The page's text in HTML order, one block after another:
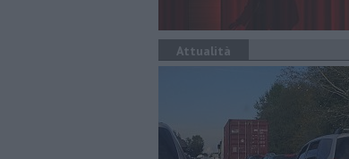
Attualità